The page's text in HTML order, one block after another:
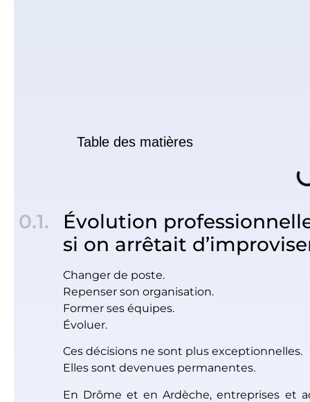
Table des matières
Évolution
si on arrêtait
Changer de poste.
Repenser son organisation.
Former ses équipes.
Évoluer.
Ces décisions ne sont plus exceptionnelles.
Elles sont devenues permanentes.
En Drôme et en Ardèche, entreprises et